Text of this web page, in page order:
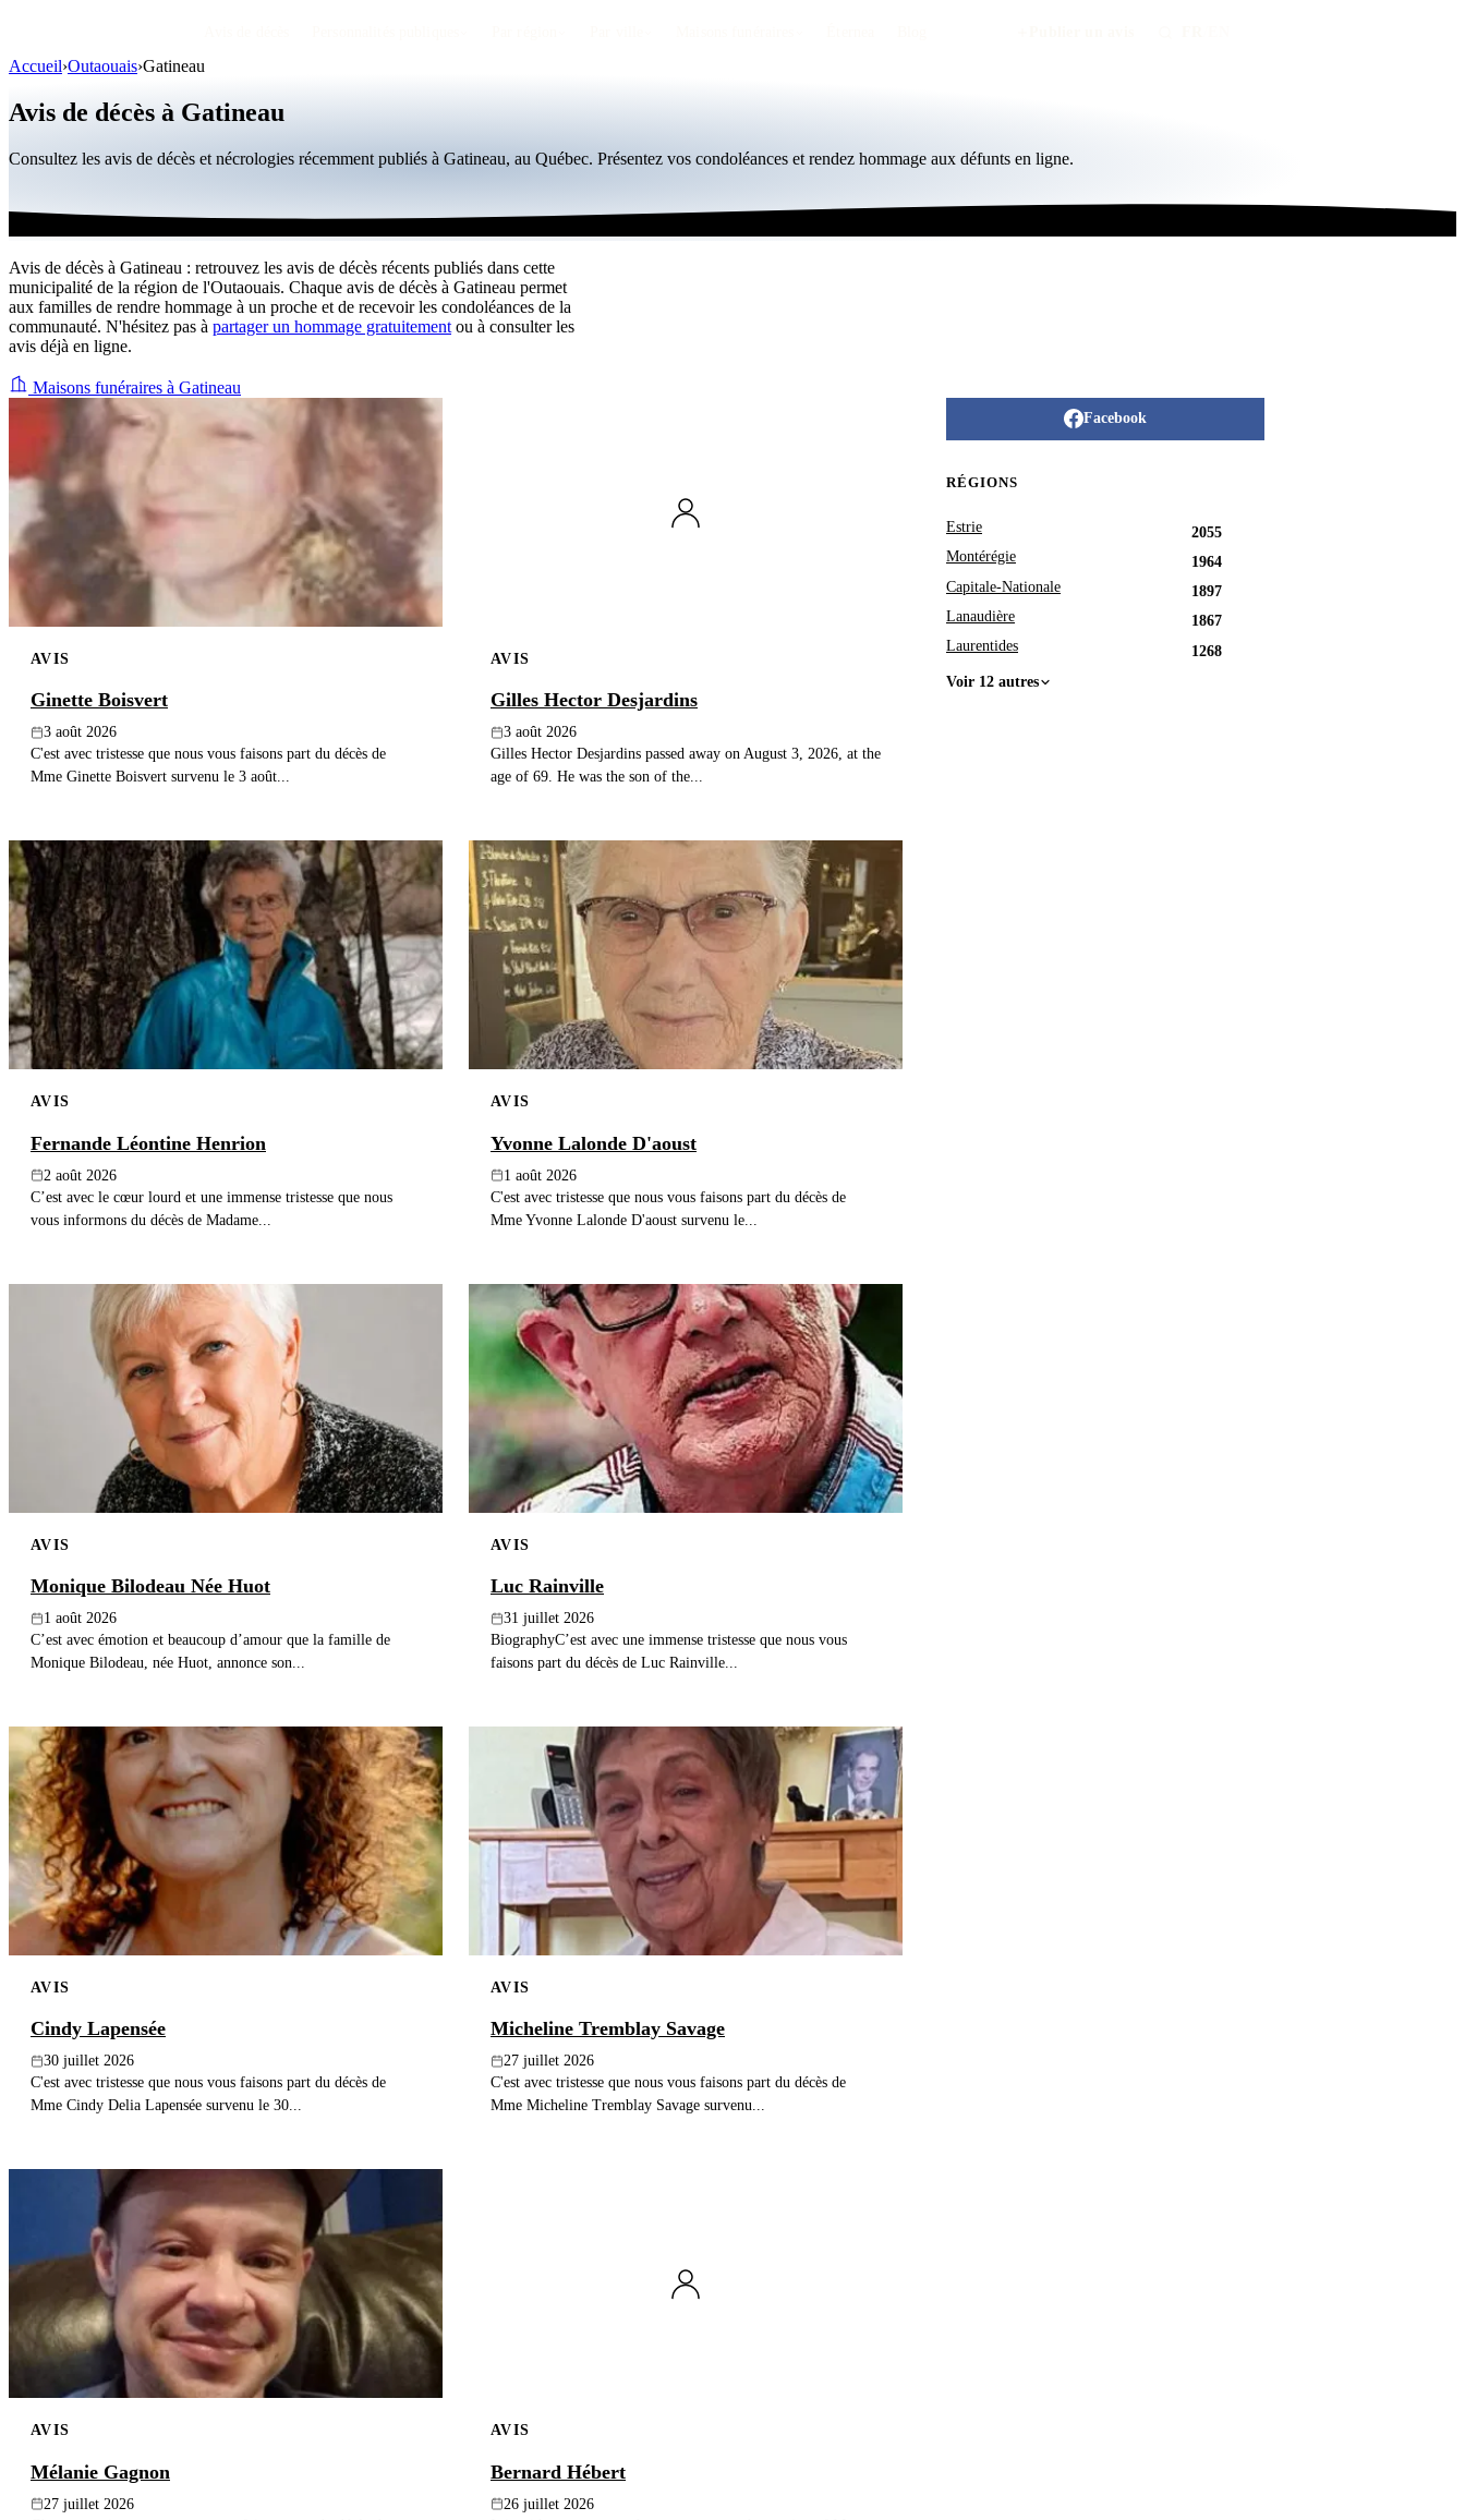
Accueil›Outaouais›Gatineau
Avis de décès à Gatineau
Consultez les avis de décès et nécrologies récemment publiés à Gatineau, au Québec. Présentez vos condoléances et rendez hommage aux défunts en ligne.
Avis de décès à Gatineau : retrouvez les avis de décès récents publiés dans cette
municipalité de la région de l'Outaouais. Chaque avis de décès à Gatineau permet
aux familles de rendre hommage à un proche et de recevoir les condoléances de la
communauté. N'hésitez pas à partager un hommage gratuitement ou à consulter les
avis déjà en ligne.
Maisons funéraires à Gatineau
AVIS
Ginette Boisvert
3 août 2026
C'est avec tristesse que nous vous faisons part du décès de
Mme Ginette Boisvert survenu le 3 août...
AVIS
Gilles Hector Desjardins
3 août 2026
Gilles Hector Desjardins passed away on August 3, 2026, at the
age of 69. He was the son of the...
AVIS
Fernande Léontine Henrion
2 août 2026
C’est avec le cœur lourd et une immense tristesse que nous
vous informons du décès de Madame...
AVIS
Yvonne Lalonde D'aoust
1 août 2026
C'est avec tristesse que nous vous faisons part du décès de
Mme Yvonne Lalonde D'aoust survenu le...
AVIS
Monique Bilodeau Née Huot
1 août 2026
C’est avec émotion et beaucoup d’amour que la famille de
Monique Bilodeau, née Huot, annonce son...
AVIS
Luc Rainville
31 juillet 2026
BiographyC’est avec une immense tristesse que nous vous
faisons part du décès de Luc Rainville...
AVIS
Cindy Lapensée
30 juillet 2026
C'est avec tristesse que nous vous faisons part du décès de
Mme Cindy Delia Lapensée survenu le 30...
AVIS
Micheline Tremblay Savage
27 juillet 2026
C'est avec tristesse que nous vous faisons part du décès de
Mme Micheline Tremblay Savage survenu...
AVIS
Mélanie Gagnon
27 juillet 2026
AVIS
Bernard Hébert
26 juillet 2026
Facebook
RÉGIONS
Estrie
2055
Montérégie
1964
Capitale-Nationale
1897
Lanaudière
1867
Laurentides
1268
Voir 12 autres